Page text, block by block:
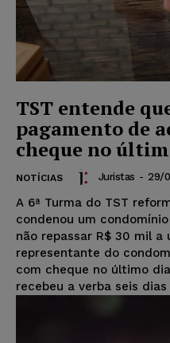
TST entende
pagamento de
cheque no
NOTÍCIAS Juristas - 29/
A 6ª Turma do TST
condenou um
não repassar R$ 30 mil a
representante do
com cheque no último
recebeu a verba seis